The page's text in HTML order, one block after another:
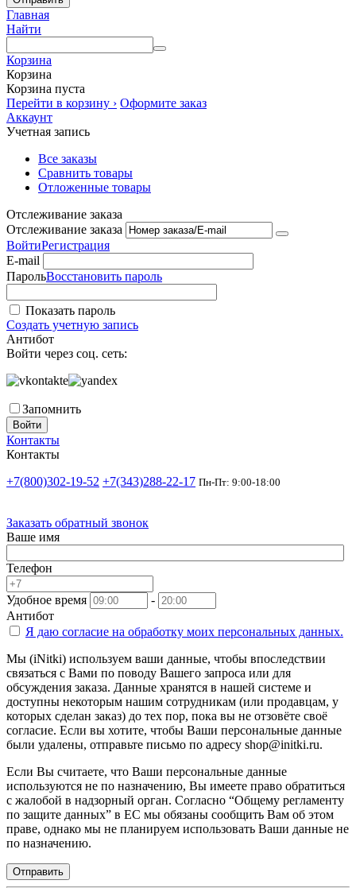
Главная
Найти
Корзина
Корзина
Корзина пуста
Перейти в корзину › Оформите заказ
Аккаунт
Учетная запись
Все заказы
Сравнить товары
Отложенные товары
Отслеживание заказа
Отслеживание заказа
ВойтиРегистрация
E-mail
ПарольВосстановить пароль
Показать пароль
Создать учетную запись
Антибот
Войти через соц. сеть:
Запомнить
Войти
Контакты
Контакты
+7(800)302-19-52 +7(343)288-22-17 Пн-Пт: 9:00-18:00
Заказать обратный звонок
Ваше имя
Телефон
Удобное время
-
Антибот
Я даю согласие на обработку моих персональных данных.
Мы (iNitki) используем ваши данные, чтобы впоследствии
связаться с Вами по поводу Вашего запроса или для
обсуждения заказа. Данные хранятся в нашей системе и
доступны некоторым нашим сотрудникам (или продавцам, у
которых сделан заказ) до тех пор, пока вы не отзовёте своё
согласие. Если вы хотите, чтобы Ваши персональные данные
были удалены, отправьте письмо по адресу shop@initki.ru.
Если Вы считаете, что Ваши персональные данные
используются не по назначению, Вы имеете право обратиться
с жалобой в надзорный орган. Согласно “Общему регламенту
по защите данных” в ЕС мы обязаны сообщить Вам об этом
праве, однако мы не планируем использовать Ваши данные не
по назначению.
Отправить